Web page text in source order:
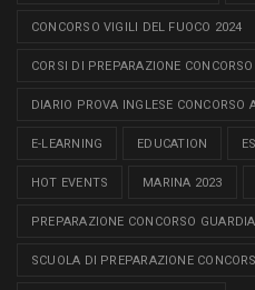
CONCORSO VIGILI DEL FUOCO 2024
CORSI DI PREPARAZIONE
DIARIO PROVA INGLESE CONCORSO
E-LEARNING EDUCATION
HOT EVENTS MARINA 2023
PREPARAZIONE CONCORSO
SCUOLA DI PREPARAZIONE